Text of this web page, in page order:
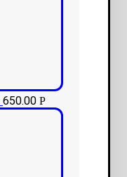
650.00 Р